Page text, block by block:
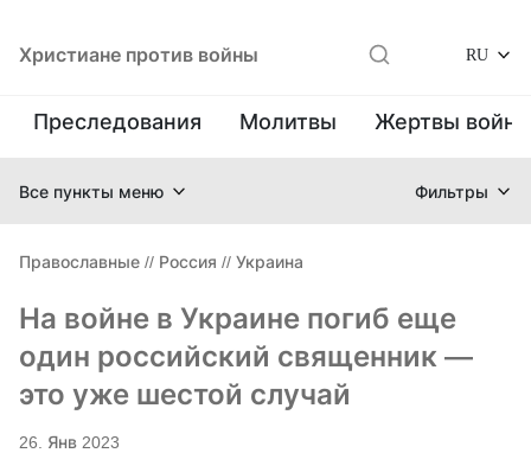
Христиане против войны RU
Преследования Молитвы Жертвы
Все пункты меню Фильтры
Православные // Россия // Украина
На войне в Украине погиб еще
один российский священник —
это уже шестой случай
26. Янв 2023